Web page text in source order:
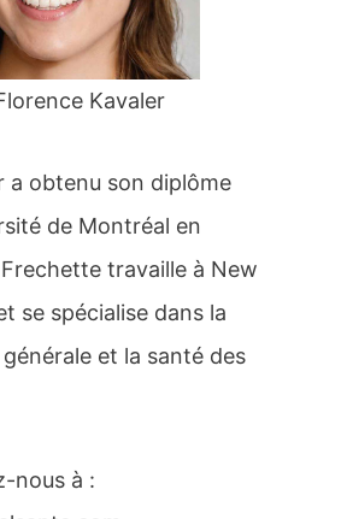
Kavaler
a obtenu son diplôme
de Montréal en
travaille à New
se spécialise dans la
et la santé des
nous à :